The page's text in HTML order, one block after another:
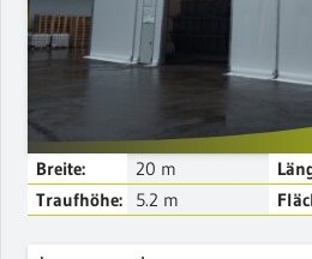
Breite: 20 m
Traufhöhe:
5.2 m